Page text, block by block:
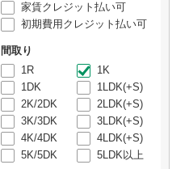
家賃クレジット払い可
初期費用クレジット払い可
間取り
1R
1K
1DK
1LDK(+S)
2K/2DK
2LDK(+S)
3K/3DK
3LDK(+S)
4K/4DK
4LDK(+S)
5K/5DK
5LDK以上